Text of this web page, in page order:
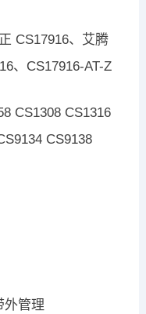
CS17916、艾腾
、CS17916-AT-Z
CS1308 CS1316
CS9138
外管理